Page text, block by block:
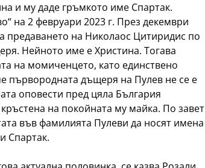
и му даде гръмкото име Спартак.
на 2 февруари 2023 г. През декември
предаването на Николаос Цитиридис по
Нейното име е Христина. Тогава
на момиченцето, като единствено
първородната дъщеря на Пулев не се е
оповести пред цяла България
на покойната му майка. По завет
във фамилията Пулеви да носят имена
Спартак.